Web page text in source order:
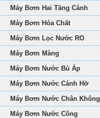
Máy Bơm Hai Tầng Cánh
Máy Bơm Hóa Chất
Máy Bơm Lọc Nước RO
Máy Bơm Màng
Máy Bơm Nước Bù Áp
Máy Bơm Nước Cánh Hở
Máy Bơm Nước Chân Không
Máy Bơm Nước Công